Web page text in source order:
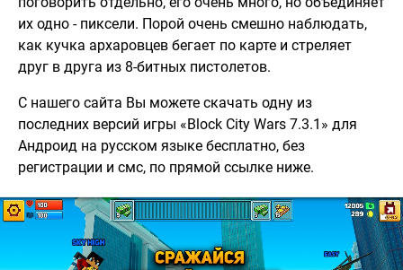
их одно - пиксели. Порой очень смешно наблюдать,
как кучка архаровцев бегает по карте и стреляет
друг в друга из 8-битных пистолетов.
С нашего сайта Вы можете скачать одну из
последних версий игры «Block City Wars 7.3.1» для
Андроид на русском языке бесплатно, без
регистрации и смс, по прямой ссылке ниже.